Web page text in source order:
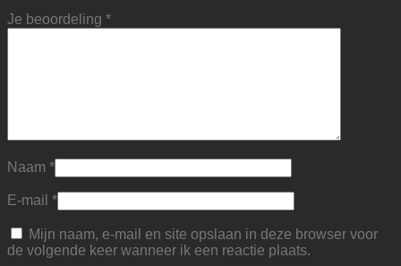
Je beoordeling *
Naam *
E-mail *
Mijn naam, e-mail en site opslaan in deze browser voor
de volgende keer wanneer ik een reactie plaats.